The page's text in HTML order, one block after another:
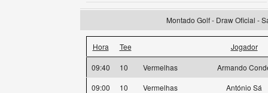
Montado Golf - Draw Oficial -
Hora Tee Jogador
09:40 10 Vermelhas
Armando
09:00
10 Vermelhas
António Sá